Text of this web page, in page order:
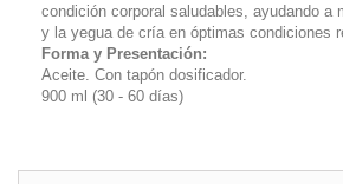
condición corporal saludables, ayudando a
y la yegua de cría en óptimas condiciones
Forma y Presentación:
Aceite. Con tapón dosificador.
900 ml (30 - 60 días)